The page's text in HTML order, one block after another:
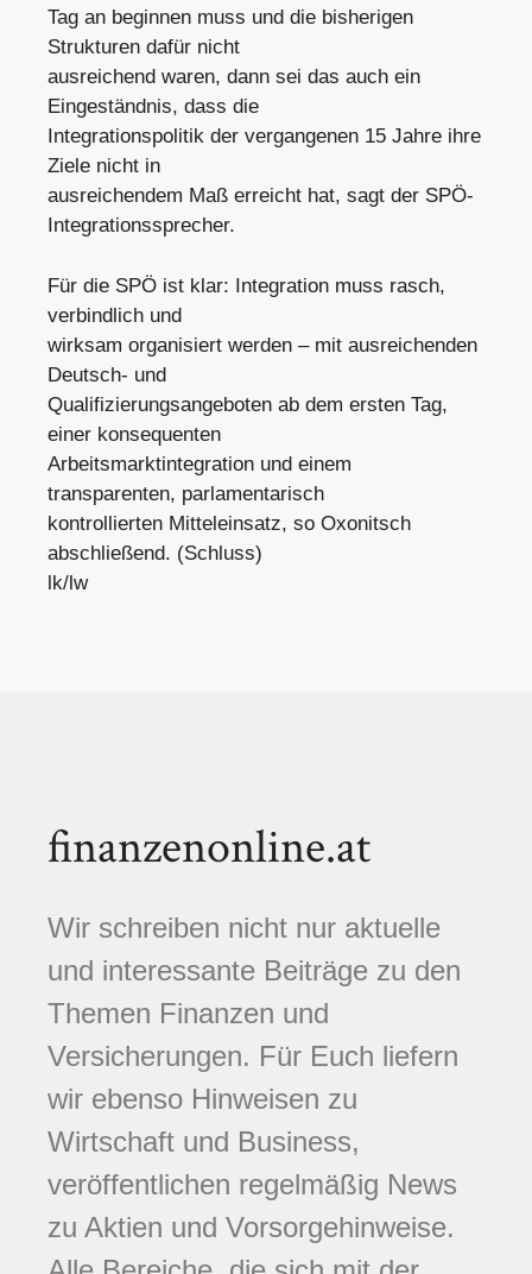
Tag an beginnen muss und die bisherigen
Strukturen dafür nicht
ausreichend waren, dann sei das auch ein
Eingeständnis, dass die
Integrationspolitik der vergangenen 15 Jahre ihre
Ziele nicht in
ausreichendem Maß erreicht hat, sagt der SPÖ-
Integrationssprecher.
Für die SPÖ ist klar: Integration muss rasch,
verbindlich und
wirksam organisiert werden – mit ausreichenden
Deutsch- und
Qualifizierungsangeboten ab dem ersten Tag,
einer konsequenten
Arbeitsmarktintegration und einem
transparenten, parlamentarisch
kontrollierten Mitteleinsatz, so Oxonitsch
abschließend. (Schluss)
lk/lw
finanzenonline.at
Wir schreiben nicht nur aktuelle
und interessante Beiträge zu den
Themen Finanzen und
Versicherungen. Für Euch liefern
wir ebenso Hinweisen zu
Wirtschaft und Business,
veröffentlichen regelmäßig News
zu Aktien und Vorsorgehinweise.